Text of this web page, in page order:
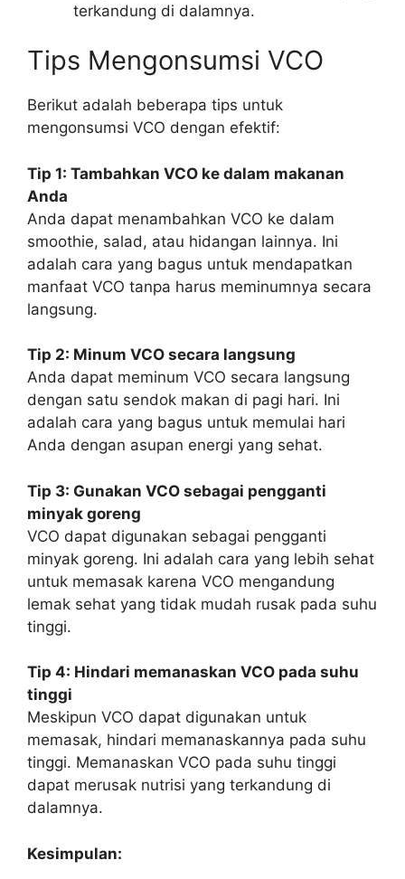
terkandung di dalamnya.
Tips Mengonsumsi VCO
Berikut adalah beberapa tips untuk
mengonsumsi VCO dengan efektif:
Tip 1: Tambahkan VCO ke dalam makanan
Anda
Anda dapat menambahkan VCO ke dalam
smoothie, salad, atau hidangan lainnya. Ini
adalah cara yang bagus untuk mendapatkan
manfaat VCO tanpa harus meminumnya secara
langsung.
Tip 2: Minum VCO secara langsung
Anda dapat meminum VCO secara langsung
dengan satu sendok makan di pagi hari. Ini
adalah cara yang bagus untuk memulai hari
Anda dengan asupan energi yang sehat.
Tip 3: Gunakan VCO sebagai pengganti
minyak goreng
VCO dapat digunakan sebagai pengganti
minyak goreng. Ini adalah cara yang lebih sehat
untuk memasak karena VCO mengandung
lemak sehat yang tidak mudah rusak pada suhu
tinggi.
Tip 4: Hindari memanaskan VCO pada suhu
tinggi
Meskipun VCO dapat digunakan untuk
memasak, hindari memanaskannya pada suhu
tinggi. Memanaskan VCO pada suhu tinggi
dapat merusak nutrisi yang terkandung di
dalamnya.
Kesimpulan: